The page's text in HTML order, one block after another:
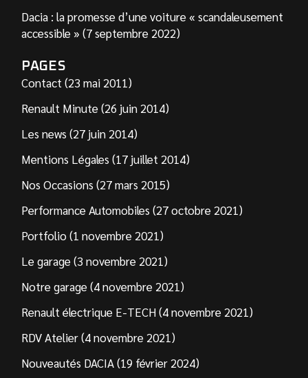
Dacia : la promesse d’une voiture « scandaleusement
accessible » (7 septembre 2022)
PAGES
Contact (23 mai 2011)
Renault Minute (26 juin 2014)
Les news (27 juin 2014)
Mentions Légales (17 juillet 2014)
Nos Occasions (27 mars 2015)
Performance Automobiles (27 octobre 2021)
Portfolio (1 novembre 2021)
Le garage (3 novembre 2021)
Notre garage (4 novembre 2021)
Renault électrique E-TECH (4 novembre 2021)
RDV Atelier (4 novembre 2021)
Nouveautés DACIA (19 février 2024)